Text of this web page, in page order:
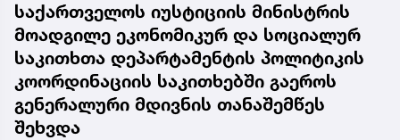
საქართველოს იუსტიციის მინისტრის
მოადგილე ეკონომიკურ და სოციალურ
საკითხთა დეპარტამენტის პოლიტიკის
კოორდინაციის საკითხებში გაეროს
გენერალური მდივნის თანაშემწეს
შეხვდა